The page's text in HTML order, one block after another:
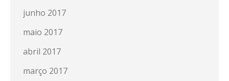
junho 2017
maio 2017
abril 2017
março 2017